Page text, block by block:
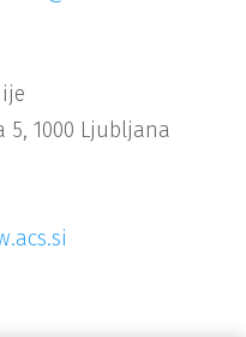
5, 1000 Ljubljana